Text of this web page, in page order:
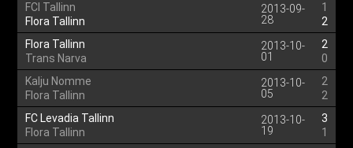
FCI Tallinn
Flora Tallinn
2013-09-
28
1
2
Flora Tallinn
Trans Narva
2013-10-
01
2
0
Kalju Nomme
Flora Tallinn
2013-10-
05
2
2
FC Levadia Tallinn
Flora Tallinn
2013-10-
19
3
1